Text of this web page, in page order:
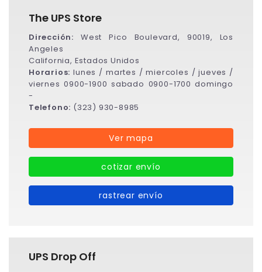
The UPS Store
Dirección:West Pico Boulevard, 90019, Los
Angeles
California, Estados Unidos
Horarios:lunes / martes / miercoles / jueves /
viernes 0900-1900 sabado 0900-1700 domingo
-
Telefono: (323) 930-8985
Ver mapa
cotizar envío
rastrear envío
UPS Drop Off